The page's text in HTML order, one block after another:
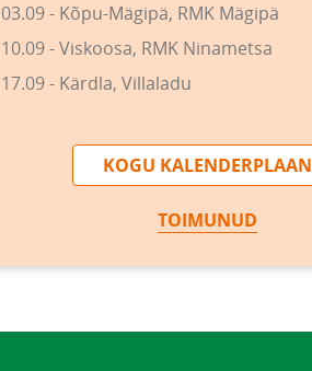
03.09 - Kõpu-Mägipä, RMK Mägipä
10.09 - Viskoosa, RMK Ninametsa
17.09 - Kärdla, Villaladu
KOGU KALENDERPLAAN
TOIMUNUD